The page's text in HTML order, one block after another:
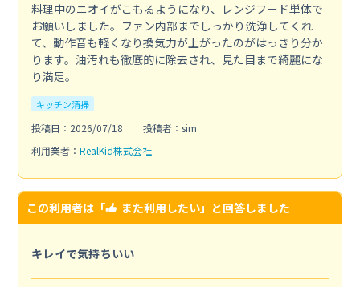
料理中のニオイがこもるようになり、レンジフード単体で
お願いしました。ファン内部までしっかり洗浄してくれ
て、動作音も軽くなり換気力が上がったのがはっきり分か
ります。油汚れも徹底的に除去され、見た目まで綺麗にな
り満足。
キッチン清掃
投稿日：2026/07/18
投稿者：sim
利用業者： RealKid株式会社
この利用者は「 また利用したい」と回答しました
キレイで気持ちいい